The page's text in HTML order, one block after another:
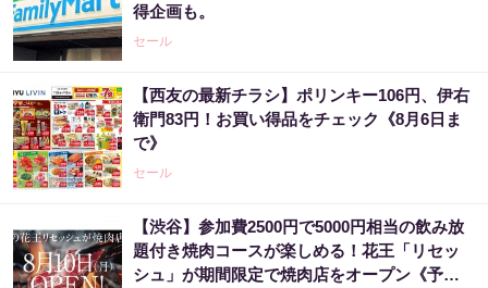
得企画も。
セール
【西友の最新チラシ】ポリンキー106円、伊右
衛門83円！お買い得品をチェック《8月6日ま
で》
セール
【渋谷】参加費2500円で5000円相当の飲み放
題付き焼肉コースが楽しめる！花王「リセッ
シュ」が期間限定で焼肉店をオープン《予約